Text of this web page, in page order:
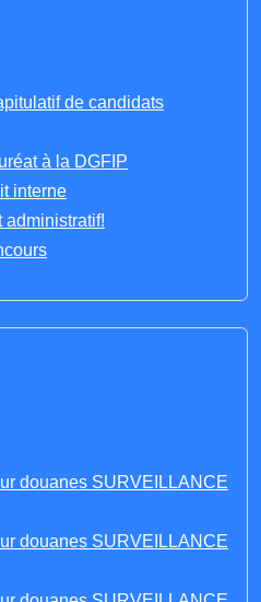
de candidats
à la DGFIP
interne
administratif!
douanes SURVEILLANCE
douanes SURVEILLANCE